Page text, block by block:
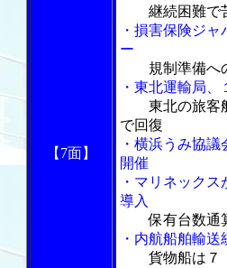
【7面】
継続困難で
・損害保険ジ
ー
規制準備へ
・東北運輸局
東北の旅客
で回復
・横浜うみ協
開催
・マリネック
導入
保有台数通
・内航船舶輸
貨物船は７